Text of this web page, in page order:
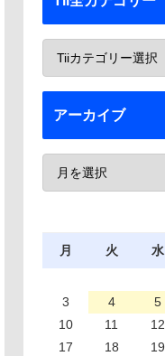
アーカイブ
月 火 水
3
4 5
10
11 12
17
18 19